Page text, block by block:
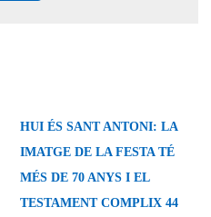
HUI ÉS SANT ANTONI: LA
IMATGE DE LA FESTA TÉ
MÉS DE 70 ANYS I EL
TESTAMENT COMPLIX 44